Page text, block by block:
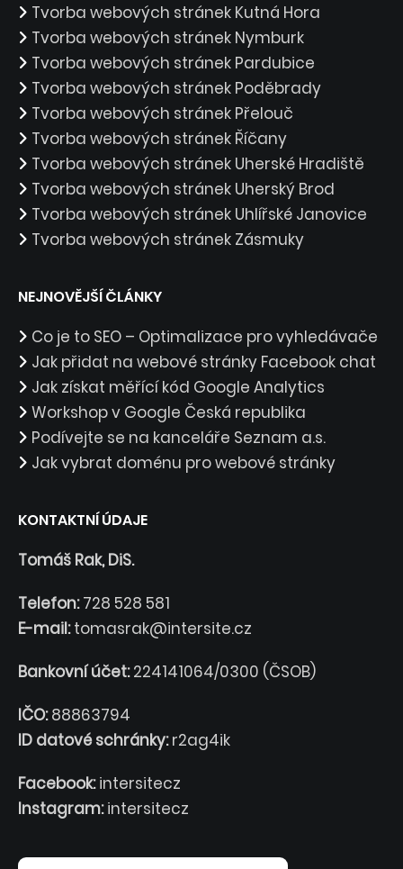
Tvorba webových stránek Kutná Hora
Tvorba webových stránek Nymburk
Tvorba webových stránek Pardubice
Tvorba webových stránek Poděbrady
Tvorba webových stránek Přelouč
Tvorba webových stránek Říčany
Tvorba webových stránek Uherské Hradiště
Tvorba webových stránek Uherský Brod
Tvorba webových stránek Uhlířské Janovice
Tvorba webových stránek Zásmuky
NEJNOVĚJŠÍ ČLÁNKY
Co je to SEO – Optimalizace pro vyhledávače
Jak přidat na webové stránky Facebook chat
Jak získat měřící kód Google Analytics
Workshop v Google Česká republika
Podívejte se na kanceláře Seznam a.s.
Jak vybrat doménu pro webové stránky
KONTAKTNÍ ÚDAJE
Tomáš Rak, DiS.
Telefon: 728 528 581
E-mail: tomasrak@intersite.cz
Bankovní účet:224141064/0300 (ČSOB)
IČO:88863794
ID datové schránky:r2ag4ik
Facebook: intersitecz
Instagram: intersitecz